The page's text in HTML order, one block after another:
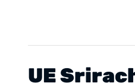
UE